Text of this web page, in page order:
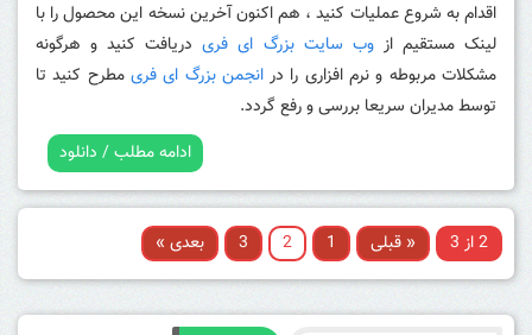
اقدام به شروع عملیات کنید ، هم اکنون آخرین نسخه این محصول را با
لینک مستقیم ازوب سایت بزرگ ای فریدریافت کنید و هرگونه
مشکلات مربوطه و نرم افزاری را درانجمن بزرگ ای فری مطرح کنید تا
توسط مدیران سریعا بررسی و رفع گردد.
ادامه مطلب / دانلود
2 از 3 « قبلی 1
2
3 بعدی »